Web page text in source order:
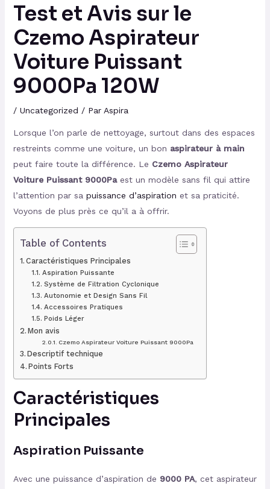
Test et Avis sur le
Czemo Aspirateur
Voiture Puissant
9000Pa 120W
/ Uncategorized / Par Aspira
Lorsque l’on parle de nettoyage, surtout dans des espaces
restreints comme une voiture, un bon aspirateur à main
peut faire toute la différence. Le Czemo Aspirateur
Voiture Puissant 9000Paest un modèle sans fil qui attire
l’attention par sa puissance d’aspiration et sa praticité.
Voyons de plus près ce qu’il a à offrir.
Table of Contents
Caractéristiques Principales
Aspiration Puissante
Système de Filtration Cyclonique
Autonomie et Design Sans Fil
Accessoires Pratiques
Poids Léger
Mon avis
Czemo Aspirateur Voiture Puissant 9000Pa
Descriptif technique
Points Forts
Caractéristiques
Principales
Aspiration Puissante
Avec une puissance d’aspiration de 9000 PA, cet aspirateur